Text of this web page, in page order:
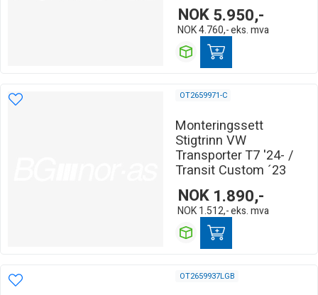
NOK5.950,-
NOK4.760,-eks. mva
OT2659971-C
Monteringssett
Stigtrinn VW
Transporter T7 '24- /
Transit Custom ´23
NOK 1.890,-
NOK 1.512,-eks. mva
OT2659937LGB